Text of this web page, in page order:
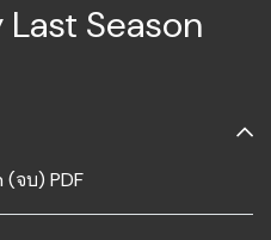
Season
จบ) PDF